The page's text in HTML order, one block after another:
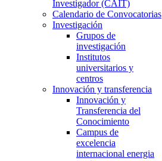
Investigador (CAIT)
Calendario de Convocatorias
Investigación
Grupos de
investigación
Institutos
universitarios y
centros
Innovación y transferencia
Innovación y
Transferencia del
Conocimiento
Campus de
excelencia
internacional energia